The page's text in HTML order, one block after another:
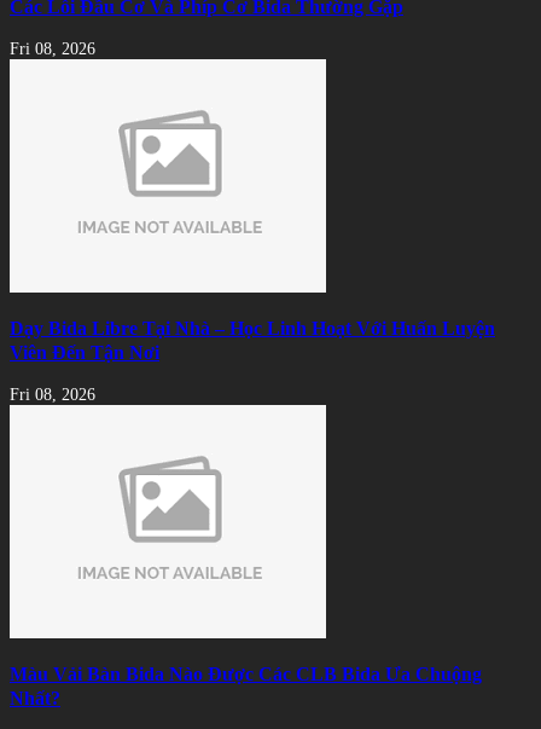
Các Lỗi Đầu Cơ Và Phíp Cơ Bida Thường Gặp
Fri 08, 2026
Dạy Bida Libre Tại Nhà – Học Linh Hoạt Với Huấn Luyện
Viên Đến Tận Nơi
Fri 08, 2026
Màu Vải Bàn Bida Nào Được Các CLB Bida Ưa Chuộng
Nhất?